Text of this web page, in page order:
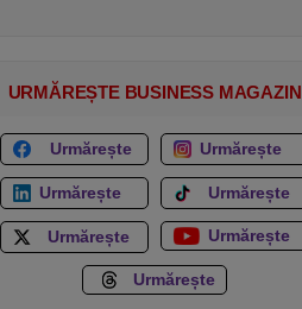
URMĂREȘTE BUSINESS MAGAZIN
Urmărește Urmărește
Urmărește Urmărește
Urmărește Urmărește
Urmărește